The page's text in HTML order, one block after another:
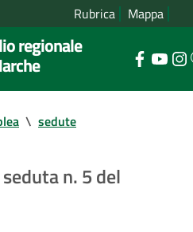
Rubrica Mappa
regionale
\ sedute
n. 5 del